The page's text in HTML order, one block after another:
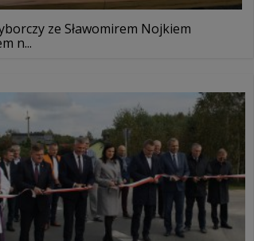
ze Sławomirem Nojkiem
n...